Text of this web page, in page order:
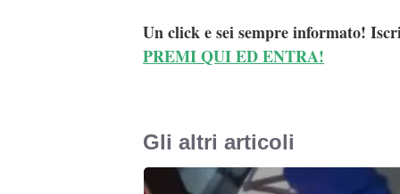
Un click e sei sempre informato!
PREMI QUI ED ENTRA!
Gli altri articoli